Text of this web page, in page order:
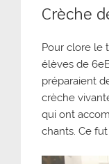
Crèche
Pour clore le
élèves de
préparaient
crèche
qui ont
chants. Ce